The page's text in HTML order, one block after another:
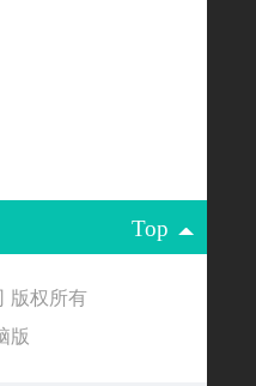
Top
版权所有
版